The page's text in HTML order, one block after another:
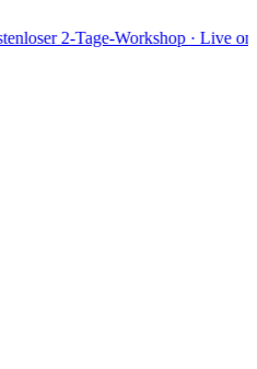
Workshop · Live online